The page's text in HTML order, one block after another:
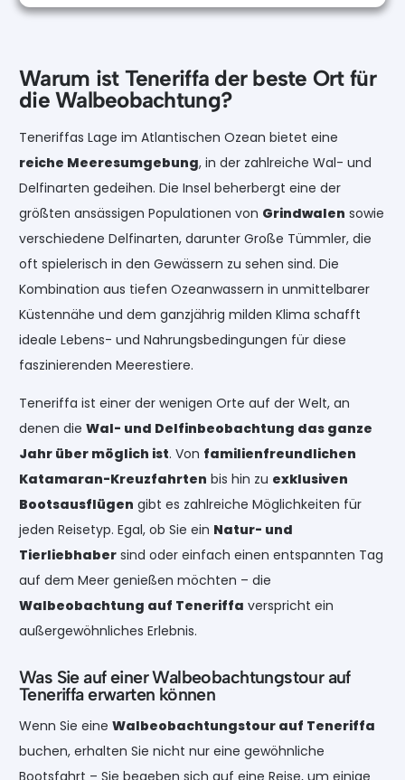
Warum ist Teneriffa der beste Ort für
die Walbeobachtung?
Teneriffas Lage im Atlantischen Ozean bietet eine
reiche Meeresumgebung, in der zahlreiche Wal- und
Delfinarten gedeihen. Die Insel beherbergt eine der
größten ansässigen Populationen von Grindwalen sowie
verschiedene Delfinarten, darunter Große Tümmler, die
oft spielerisch in den Gewässern zu sehen sind. Die
Kombination aus tiefen Ozeanwassern in unmittelbarer
Küstennähe und dem ganzjährig milden Klima schafft
ideale Lebens- und Nahrungsbedingungen für diese
faszinierenden Meerestiere.
Teneriffa ist einer der wenigen Orte auf der Welt, an
denen die Wal- und Delfinbeobachtung das ganze
Jahr über möglich ist. Von familienfreundlichen
Katamaran-Kreuzfahrten bis hin zu exklusiven
Bootsausflügen gibt es zahlreiche Möglichkeiten für
jeden Reisetyp. Egal, ob Sie ein Natur- und
Tierliebhaber sind oder einfach einen entspannten Tag
auf dem Meer genießen möchten – die
Walbeobachtung auf Teneriffa verspricht ein
außergewöhnliches Erlebnis.
Was Sie auf einer Walbeobachtungstour auf
Teneriffa erwarten können
Wenn Sie eine Walbeobachtungstour auf Teneriffa
buchen, erhalten Sie nicht nur eine gewöhnliche